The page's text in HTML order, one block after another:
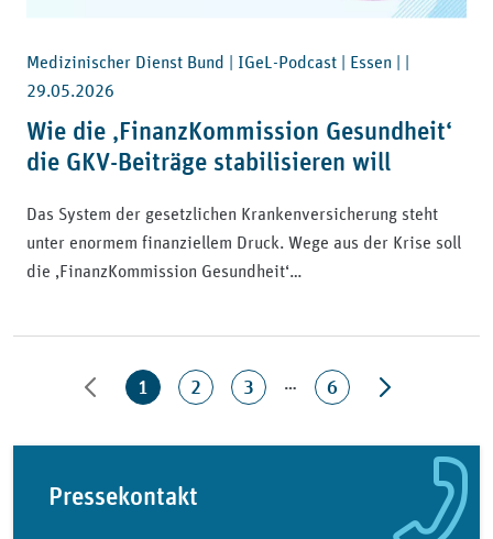
Medizinischer Dienst Bund | IGeL-Podcast | Essen | |
29.05.2026
Wie die ‚FinanzKommission Gesundheit‘
die GKV-Beiträge stabilisieren will
Das System der gesetzlichen Krankenversicherung steht
unter enormem finanziellem Druck. Wege aus der Krise soll
die ‚FinanzKommission Gesundheit‘…
1 2 3 … 6
Pressekontakt